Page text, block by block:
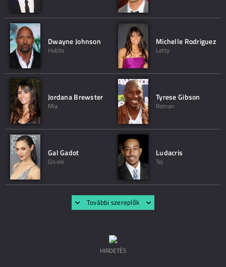
Dwayne Johnson
Hobbs
Michelle Rodriguez
Letty
Jordana Brewster
Mia
Tyrese Gibson
Roman
Gal Gadot
Gisele
Ludacris
Tej
További szereplők
HIRDETÉS